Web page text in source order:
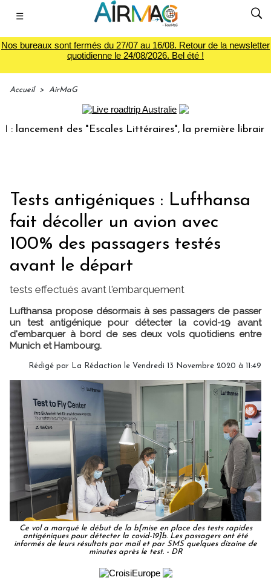
☰
Nos bureaux sont fermés du 27/07 au 16/08. Retour de la newsletter
quotidienne le 24/08/2026. Bel été !
Accueil > AirMaG
des "Escales Littéraires", la première librairie du
Tests antigéniques : Lufthansa
fait décoller un avion avec
100% des passagers testés
avant le départ
tests effectués avant l'embarquement
Lufthansa propose désormais à ses passagers de passer
un test antigénique pour détecter la covid-19 avant
d'embarquer à bord de ses deux vols quotidiens entre
Munich et Hambourg.
Rédigé par La Rédaction le Vendredi 13 Novembre 2020 à 11:49
Ce vol a marqué le début de la b[mise en place des tests rapides
antigéniques pour détecter la covid-19]b. Les passagers ont été
informés de leurs résultats par mail et par SMS quelques dizaine de
minutes après le test. - DR